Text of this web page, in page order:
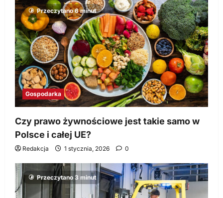
Przeczytano 6 minut
Gospodarka
Czy prawo żywnościowe jest takie samo w
Polsce i całej UE?
Redakcja 1 stycznia, 2026 0
Przeczytano 3 minut